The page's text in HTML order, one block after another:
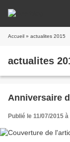
Accueil » actualites 2015
actualites
Anniversaire
Publié le 11/07/2015